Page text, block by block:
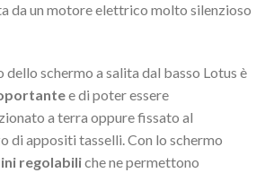
da un motore elettrico molto silenzioso
dello schermo a salita dal basso Lotus è
e di poter essere
a terra oppure fissato al
di appositi tasselli. Con lo schermo
regolabiliche ne permettono